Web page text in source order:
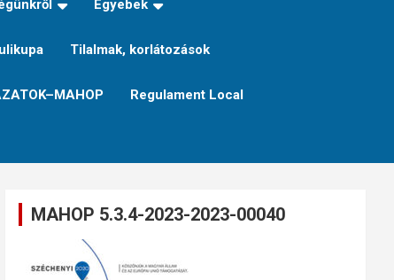
Egyebek
Tilalmak, korlátozások
Regulament Local
MAHOP 5.3.4-2023-2023-00040